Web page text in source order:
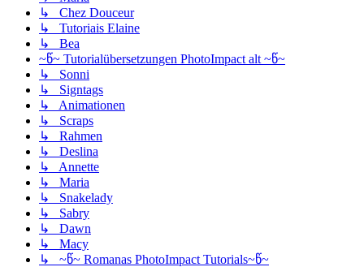
↳ Chez Douceur
↳ Tutoriais Elaine
↳ Bea
~წ~ Tutorialübersetzungen PhotoImpact alt ~წ~
↳ Sonni
↳ Signtags
↳ Animationen
↳ Scraps
↳ Rahmen
↳ Deslina
↳ Annette
↳ Maria
↳ Snakelady
↳ Sabry
↳ Dawn
↳ Macy
↳ ~წ~ Romanas PhotoImpact Tutorials~წ~